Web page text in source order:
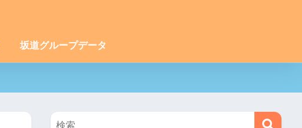
坂道グループデータ